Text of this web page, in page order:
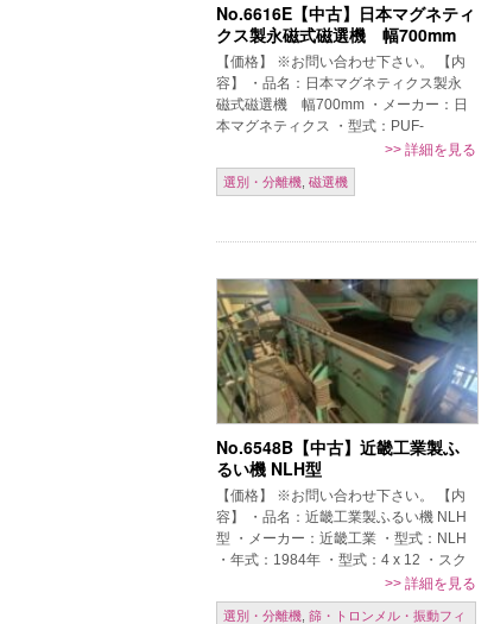
No.6616E【中古】日本マグネティ
クス製永磁式磁選機 幅700mm
【価格】 ※お問い合わせ下さい。 【内
容】 ・品名：日本マグネティクス製永
磁式磁選機 幅700mm ・メーカー：日
本マグネティクス ・型式：PUF-
S45.E10 ・年式：1985年 ・消費電力：
1.5kW ・重量：90 […]
>> 詳細を見る
選別・分離機, 磁選機
No.6548B【中古】近畿工業製ふ
るい機 NLH型
【価格】 ※お問い合わせ下さい。 【内
容】 ・品名：近畿工業製ふるい機 NLH
型 ・メーカー：近畿工業 ・型式：NLH
・年式：1984年 ・型式：4 x 12 ・スク
リーンサイズ：幅1200×長さ3600mm
【条件】 […]
>> 詳細を見る
選別・分離機 篩・トロンメル・振動フィ